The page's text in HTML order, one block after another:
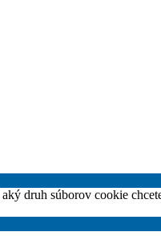
druh súborov cookie